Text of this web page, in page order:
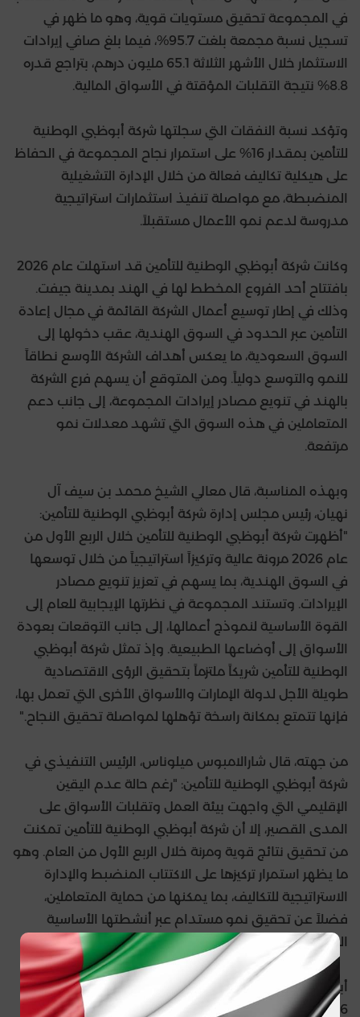
في المجموعة تحقيق مستويات قوية، وهو ما ظهر في
تسجيل نسبة مجمعة بلغت 95.7%، فيما بلغ صافي إيرادات
الاستثمار خلال الأشهر الثلاثة 65.1 مليون درهم، بتراجع قدره
8.8% نتيجة التقلبات المؤقتة في الأسواق المالية.
وتؤكد نسبة النفقات التي سجلتها شركة أبوظبي الوطنية
للتأمين بمقدار 16% على استمرار نجاح المجموعة في الحفاظ
على هيكلية تكاليف فعالة من خلال الإدارة التشغيلية
المنضبطة، مع مواصلة تنفيذ استثمارات استراتيجية
مدروسة لدعم نمو الأعمال مستقبلاً.
وكانت شركة أبوظبي الوطنية للتأمين قد استهلت عام 2026
بافتتاح أحد الفروع المخطط لها في الهند بمدينة جيفت.
وذلك في إطار توسيع أعمال الشركة القائمة في مجال إعادة
التأمين عبر الحدود في السوق الهندية، عقب دخولها إلى
السوق السعودية، ما يعكس أهداف الشركة الأوسع نطاقاً
للنمو والتوسع دولياً. ومن المتوقع أن يسهم فرع الشركة
بالهند في تنويع مصادر إيرادات المجموعة، إلى جانب دعم
المتعاملين في هذه السوق التي تشهد معدلات نمو
مرتفعة.
وبهذه المناسبة، قال معالي الشيخ محمد بن سيف آل
نهيان، رئيس مجلس إدارة شركة أبوظبي الوطنية للتأمين:
"أظهرت شركة أبوظبي الوطنية للتأمين خلال الربع الأول من
عام 2026 مرونة عالية وتركيزاً استراتيجياً من خلال توسعها
في السوق الهندية، بما يسهم في تعزيز تنويع مصادر
الإيرادات. وتستند المجموعة في نظرتها الإيجابية للعام إلى
القوة الأساسية لنموذج أعمالها، إلى جانب التوقعات بعودة
الأسواق إلى أوضاعها الطبيعية. وإذ تمثل شركة أبوظبي
الوطنية للتأمين شريكاً ملتزماً بتحقيق الرؤى الاقتصادية
طويلة الأجل لدولة الإمارات والأسواق الأخرى التي تعمل بها،
فإنها تتمتع بمكانة راسخة تؤهلها لمواصلة تحقيق النجاح."
من جهته، قال شارالامبوس ميلوناس، الرئيس التنفيذي في
شركة أبوظبي الوطنية للتأمين: "رغم حالة عدم اليقين
الإقليمي التي واجهت بيئة العمل وتقلبات الأسواق على
المدى القصير، إلا أن شركة أبوظبي الوطنية للتأمين تمكنت
من تحقيق نتائج قوية ومرنة خلال الربع الأول من العام. وهو
ما يظهر استمرار تركيزها على الاكتتاب المنضبط والإدارة
الاستراتيجية للتكاليف، بما يمكنها من حماية المتعاملين،
فضلاً عن تحقيق نمو مستدام عبر أنشطتها الأساسية
المختلفة في مجال التأمين والاستثمار."
أبرز جوانب الأداء المالي للربع الأول المنتهي في 31 مارس
2026: